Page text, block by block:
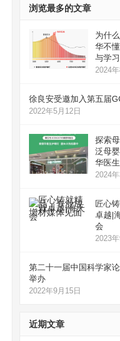
浏览最多的文章
为什
华不
与学习
2024
徐良安受邀加入第五届
2022年5月12日
探索
泛母
华医
2024
匠心
卓越|
会
2023
第二十一届中国科学家
举办
2022年9月15日
近期文章